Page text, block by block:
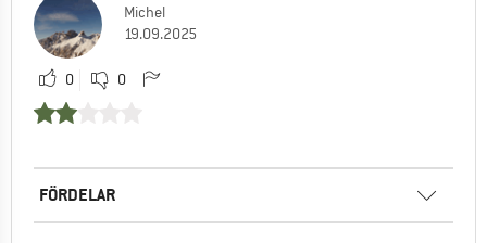
Michel
19.09.2025
0 0
FÖRDELAR